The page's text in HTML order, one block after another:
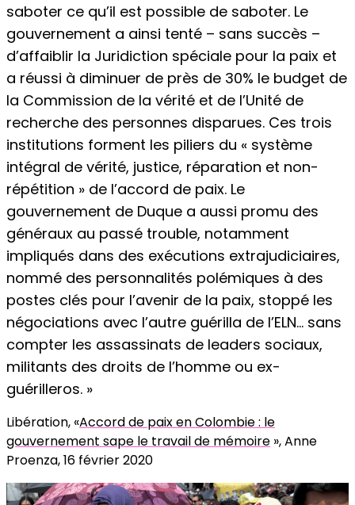
saboter ce qu’il est possible de saboter. Le
gouvernement a ainsi tenté – sans succès –
d’affaiblir la Juridiction spéciale pour la paix et
a réussi à diminuer de près de 30% le budget de
la Commission de la vérité et de l’Unité de
recherche des personnes disparues. Ces trois
institutions forment les piliers du « système
intégral de vérité, justice, réparation et non-
répétition » de l’accord de paix. Le
gouvernement de Duque a aussi promu des
généraux au passé trouble, notamment
impliqués dans des exécutions extrajudiciaires,
nommé des personnalités polémiques à des
postes clés pour l’avenir de la paix, stoppé les
négociations avec l’autre guérilla de l’ELN… sans
compter les assassinats de leaders sociaux,
militants des droits de l’homme ou ex-
guérilleros. »
Libération, «Accord de paix en Colombie : le
gouvernement sape le travail de mémoire », Anne
Proenza, 16 février 2020